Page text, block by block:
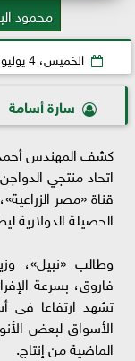
محمود
الخميس، 4 يوليو 2024
سارة أسامة
كشف المهندس أحمد
اتحاد منتجي
قناة «مصر
الحصيلة الدولارية
وطالب «نبيل»،
فاروق، بسرعة
تشهد ارتفاعا فى
الأسواق لبعض
الماضية من إنتاج.